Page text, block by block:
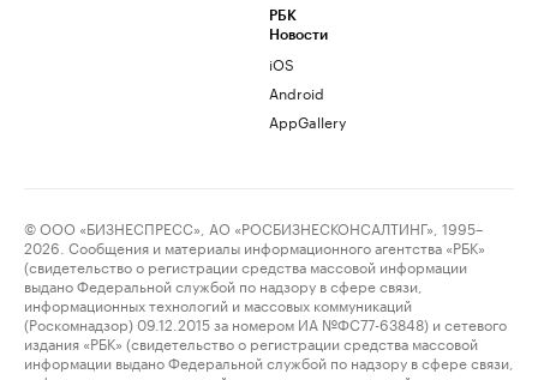
РБК
Новости
iOS
Android
AppGallery
© ООО «БИЗНЕСПРЕСС», АО «РОСБИЗНЕСКОНСАЛТИНГ», 1995–
2026. Сообщения и материалы информационного агентства «РБК»
(свидетельство о регистрации средства массовой информации
выдано Федеральной службой по надзору в сфере связи,
информационных технологий и массовых коммуникаций
(Роскомнадзор) 09.12.2015 за номером ИА №ФС77-63848) и сетевого
издания «РБК» (свидетельство о регистрации средства массовой
информации выдано Федеральной службой по надзору в сфере связи,